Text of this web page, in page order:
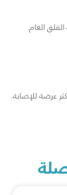
العام.
عرضة للإصابة.